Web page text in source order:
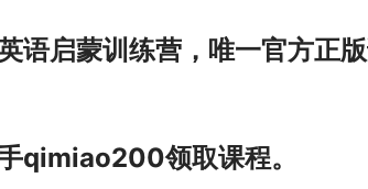
语启蒙训练营，唯一官方正
qimiao200领取课程。